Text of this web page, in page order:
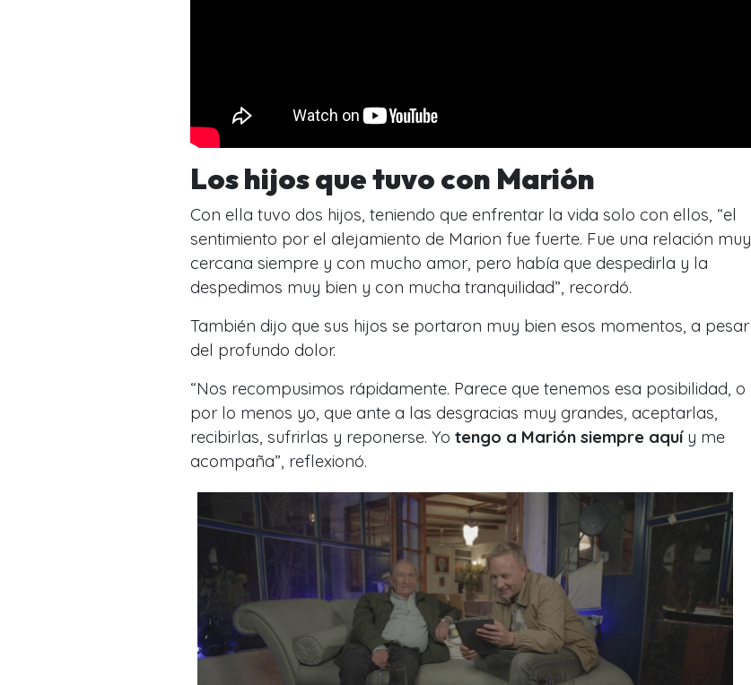
Los hijos que tuvo con Marión
Con ella tuvo dos hijos, teniendo que enfrentar la vida solo con ellos, “el
sentimiento por el alejamiento de Marion fue fuerte. Fue una relación muy
cercana siempre y con mucho amor, pero había que despedirla y la
despedimos muy bien y con mucha tranquilidad”, recordó.
También dijo que sus hijos se portaron muy bien esos momentos, a pesar
del profundo dolor.
“Nos recompusimos rápidamente. Parece que tenemos esa posibilidad, o
por lo menos yo, que ante a las desgracias muy grandes, aceptarlas,
recibirlas, sufrirlas y reponerse. Yo tengo a Marión siempre aquí y me
acompaña”, reflexionó.